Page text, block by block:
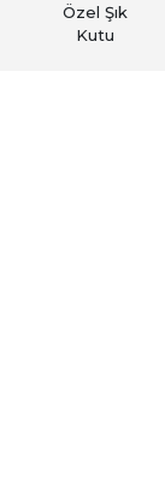
Özel Şık
Kutu